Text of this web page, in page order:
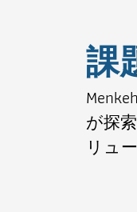
課
が探
リュ